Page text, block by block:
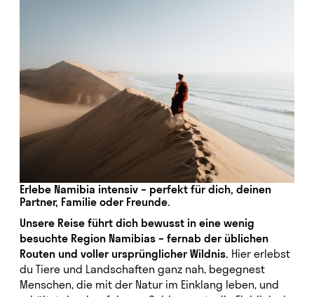
Erlebe Namibia intensiv – perfekt für dich, deinen
Partner, Familie oder Freunde.
Unsere Reise führt dich bewusst in eine wenig
besuchte Region Namibias – fernab der üblichen
Routen und voller ursprünglicher Wildnis. Hier erlebst
du Tiere und Landschaften ganz nah, begegnest
Menschen, die mit der Natur im Einklang leben, und